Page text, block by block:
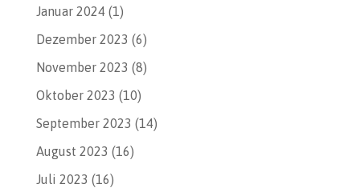
Januar 2024(1)
Dezember 2023 (6)
November 2023 (8)
Oktober 2023 (10)
September 2023 (14)
August 2023 (16)
Juli 2023 (16)